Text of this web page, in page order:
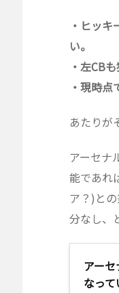
・ヒッ
い。
・左CB
・現時
あたりが
アーセナ
能であれ
ア？)と
分なし、
アー
なっ